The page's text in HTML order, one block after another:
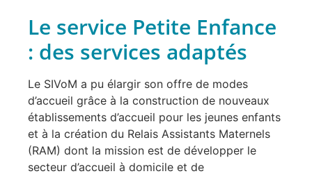
Le service Petite Enfance
: des services adaptés
Le SIVoM a pu élargir son offre de modes
d’accueil grâce à la construction de nouveaux
établissements d’accueil pour les jeunes enfants
et à la création du Relais Assistants Maternels
(RAM) dont la mission est de développer le
secteur d’accueil à domicile et de